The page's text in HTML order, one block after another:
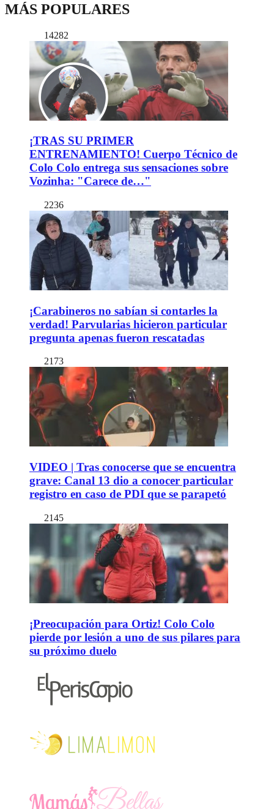
MÁS POPULARES
14282
¡TRAS SU PRIMER
ENTRENAMIENTO! Cuerpo Técnico de
Colo Colo entrega sus sensaciones sobre
Vozinha: "Carece de…"
2236
¡Carabineros no sabían si contarles la
verdad! Parvularias hicieron particular
pregunta apenas fueron rescatadas
2173
VIDEO | Tras conocerse que se encuentra
grave: Canal 13 dio a conocer particular
registro en caso de PDI que se parapetó
2145
¡Preocupación para Ortiz! Colo Colo
pierde por lesión a uno de sus pilares para
su próximo duelo